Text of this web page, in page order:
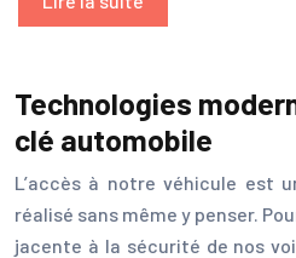
Technologies
clé automobile
L’accès à notre véhicule est
réalisé sans même y penser.
jacente à la sécurité de nos